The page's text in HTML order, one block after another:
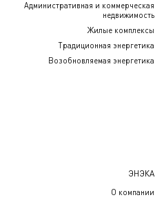
Административная и коммерческая
недвижимость
Жилые комплексы
Традиционная энергетика
Возобновляемая энергетика
ЭНЭКА
О компании